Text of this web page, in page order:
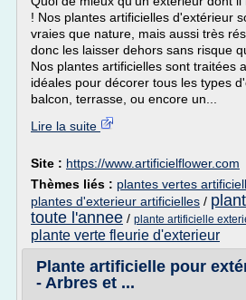
! Nos plantes artificielles d'extérieur
vraies que nature, mais aussi très
donc les laisser dehors sans risque
Nos plantes artificielles sont traitées
idéales pour décorer tous les types
balcon, terrasse, ou encore un...
Lire la suite
Site : https://www.artificielflower.com
Thèmes liés : plantes vertes
plantes d'exterieur artificielles /
toute l'annee / plante artificielle
plante verte fleurie d'exterieur
Plante artificielle pour
- Arbres et ...